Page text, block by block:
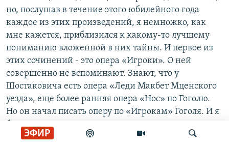
ЭФИР
но, послушав в течение этого юбилейного года
каждое из этих произведений, я немножко, как
мне кажется, приблизился к какому-то лучшему
пониманию вложенной в них тайны. И первое из
этих сочинений - это опера «Игроки». О ней
совершенно не вспоминают. Знают, что у
Шостаковича есть опера «Леди Макбет Мценского
уезда», еще более ранняя опера «Нос» по Гоголю.
Но он начал писать оперу по «Игрокам» Гоголя. И я
был в Риме, где представлял итальянское издание
своей книги «Шостакович и Сталин», и там